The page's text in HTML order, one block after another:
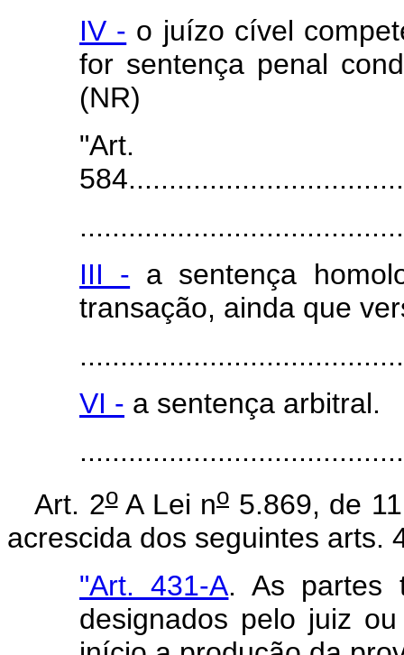
IV - o juízo cível
for sentença penal
(NR)
"Art.
III - a sentença
transação, ainda que
VI - a sentença arbitral.
Art. 2oA Lei no 5.869, de
acrescida dos seguintes arts.
"Art. 431-A. As partes
designados pelo juiz